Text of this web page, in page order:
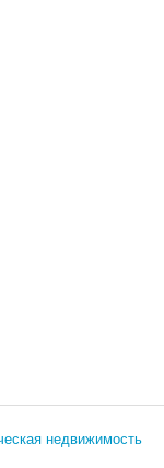
недвижимость